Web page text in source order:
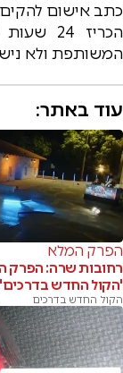
כתב אישום להקים
הכריז
המשותפת ולא
עוד באתר:
הפרק המלא
רחובות שרה: הפרק
'הקול החדש בדרכים'
הקול החדש בדרכים